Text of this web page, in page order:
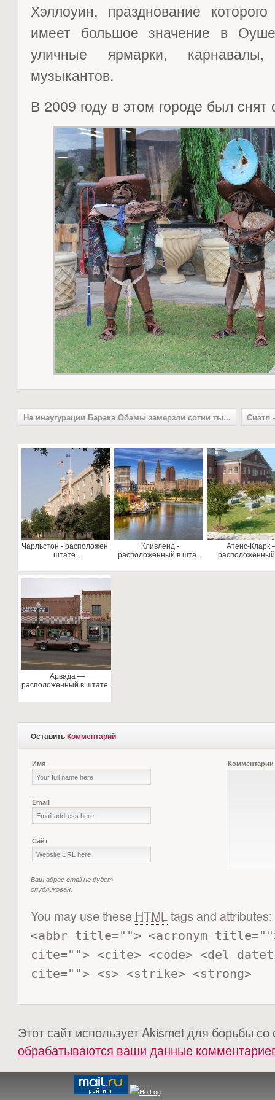
Хэллоуин, празднование
имеет большое значение в
уличные ярмарки, карнавалы,
музыкантов.
В 2009 году в этом городе был
На инаугурации Барака Обамы замерзли сотни ты... Сиэтл
Чарльстон - расположен в
штате...
Кливленд -
расположенный в шта...
Атенс-Кларк
расположенный
Арвада —
расположенный в штате...
ОставитьКомментарий
Имя
Email
Сайт
Ваш адрес email не будет
опубликован.
Комментарии
You may use these HTMLtags and attributes:
<abbr title=""> <acronym
cite=""> <cite> <code> <del
cite=""> <s> <strike> <strong>
Этот сайт использует Akismet для борьбы
обрабатываются ваши данные